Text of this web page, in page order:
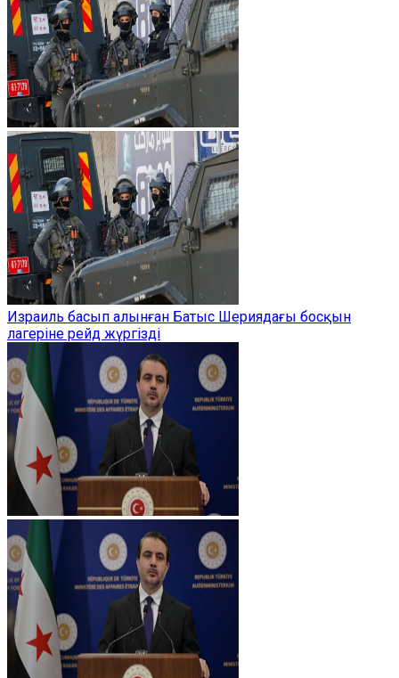
Израиль басып алынған Батыс Шериядағы босқын
лагеріне рейд жүргізді